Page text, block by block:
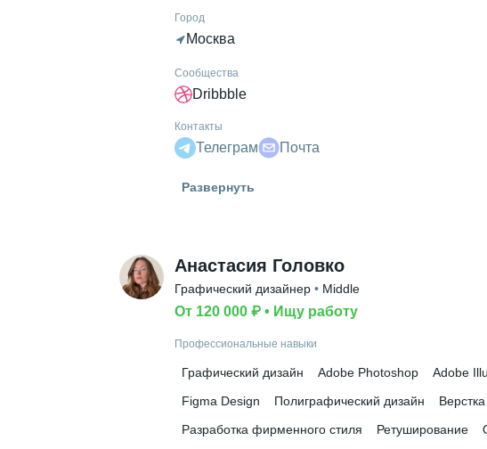
Город
Москва
Сообщества
Dribbble
Контакты
Телеграм Почта
Высшее образование
РГГУ • Институт экономики, управления и
Дополнительное образование
Развернуть
Анастасия Головко
Графический дизайнер • Middle
От 120 000 ₽ • Ищу работу
Профессиональные навыки
Графический дизайн Adobe Photoshop Adobe
Figma Design
Полиграфический дизайн
Разработка фирменного стиля
Ретуширование